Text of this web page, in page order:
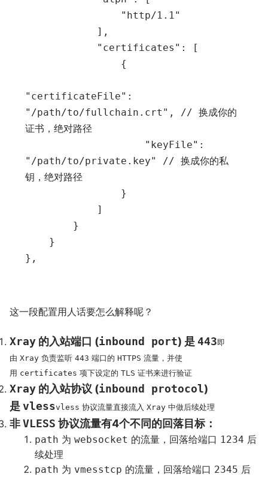
"certificateFile":
"/path/to/fullchain.crt", // 换成你的
证书，绝对路径
"/path/to/private.key" // 换成你的私
钥，绝对路径
这一段配置用人话要怎么解释呢？
Xray 的入站端口 (inbound port) 是443即
由 Xray 负责监听 443 端口的 HTTPS 流量，并使
用 certificates 项下设定的 TLS 证书来进行验证
Xray 的入站协议 (inbound protocol)
是vlessvless 协议流量直接流入 Xray 中做后续处理
非VLESS 协议流量有4个不同的回落目标：
path 为 websocket 的流量，回落给端口 1234 后
续处理
path 为 vmesstcp 的流量，回落给端口 2345 后